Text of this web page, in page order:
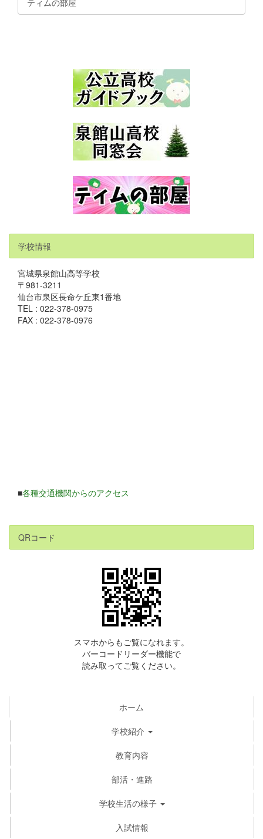
学校情報
宮城県泉館山高等学校
〒981-3211
仙台市泉区長命ケ丘東1番地
TEL : 022-378-0975
FAX : 022-378-0976
■各種交通機関からのアクセス
QRコード
スマホからもご覧になれます。
バーコードリーダー機能で
読み取ってご覧ください。
ホーム
学校紹介
教育内容
部活・進路
学校生活の様子
入試情報